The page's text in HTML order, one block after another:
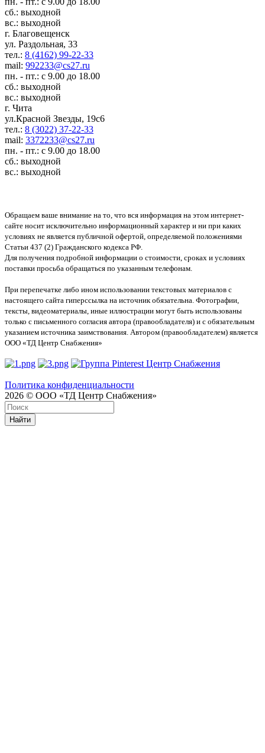
сб.: выходной
вс.: выходной
г. Благовещенск
ул. Раздольная, 33
тел.: 8 (4162) 99-22-33
mail: 992233@cs27.ru
пн. - пт.: с 9.00 до 18.00
сб.: выходной
вс.: выходной
г. Чита
ул.Красной Звезды, 19с6
тел.: 8 (3022) 37-22-33
mail: 3372233@cs27.ru
пн. - пт.: с 9.00 до 18.00
сб.: выходной
вс.: выходной
Обращаем ваше внимание на то, что вся информация на этом интернет-
сайте носит исключительно информационный характер и ни при каких
условиях не является публичной офертой, определяемой положениями
Статьи 437 (2) Гражданского кодекса РФ.
Для получения подробной информации о стоимости, сроках и условиях
поставки просьба обращаться по указанным телефонам.
При перепечатке либо ином использовании текстовых материалов с
настоящего сайта гиперссылка на источник обязательна. Фотографии,
тексты, видеоматериалы, иные иллюстрации могут быть использованы
только с письменного согласия автора (правообладателя) и с обязательным
указанием источника заимствования. Автором (правообладателем) является
ООО «ТД Центр Снабжения»
Политика конфиденциальности
2026 © ООО «ТД Центр Снабжения»
Найти